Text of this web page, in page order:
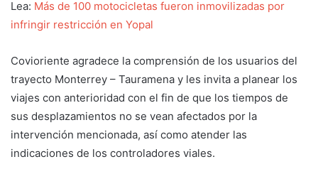
Lea: Más de 100 motocicletas fueron inmovilizadas por
infringir restricción en Yopal
Covioriente agradece la comprensión de los usuarios del
trayecto Monterrey – Tauramena y les invita a planear los
viajes con anterioridad con el fin de que los tiempos de
sus desplazamientos no se vean afectados por la
intervención mencionada, así como atender las
indicaciones de los controladores viales.